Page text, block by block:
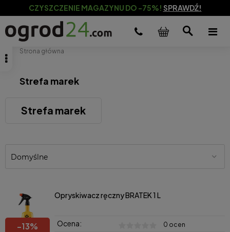
CZYSZCZENIE MAGAZYNU DO -75%! SPRAWDŹ!
Strona główna
Strefa marek
Strefa marek
-13%
Opryskiwacz ręczny BRATEK 1 L
Ocena: 0 ocen